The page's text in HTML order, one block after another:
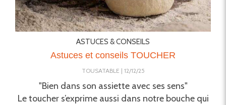
ASTUCES & CONSEILS
Astuces et conseils TOUCHER
TOUSATABLE 12/12/25
"Bien dans son assiette avec ses sens"
Le toucher s’exprime aussi dans notre bouche qui